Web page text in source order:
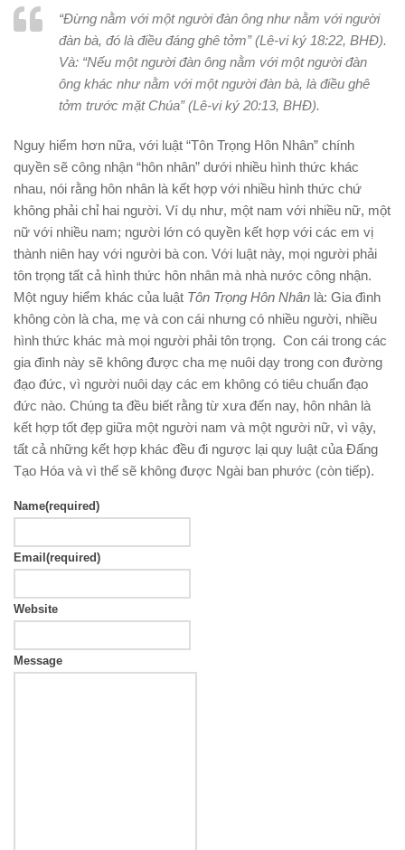
“Đừng nằm với một người đàn ông như nằm với người
đàn bà, đó là điều đáng ghê tởm” (Lê-vi ký 18:22, BHĐ).
Và: “Nếu một người đàn ông nằm với một người đàn
ông khác như nằm với một người đàn bà, là điều ghê
tởm trước mặt Chúa” (Lê-vi ký 20:13, BHĐ).
Nguy hiểm hơn nữa, với luật “Tôn Trọng Hôn Nhân” chính
quyền sẽ công nhận “hôn nhân” dưới nhiều hình thức khác
nhau, nói rằng hôn nhân là kết hợp với nhiều hình thức chứ
không phải chỉ hai người. Ví dụ như, một nam với nhiều nữ, một
nữ với nhiều nam; người lớn có quyền kết hợp với các em vị
thành niên hay với người bà con. Với luật này, mọi người phải
tôn trọng tất cả hình thức hôn nhân mà nhà nước công nhận.
Một nguy hiểm khác của luật Tôn Trọng Hôn Nhân là: Gia đình
không còn là cha, mẹ và con cái nhưng có nhiều người, nhiều
hình thức khác mà mọi người phải tôn trọng. Con cái trong các
gia đình này sẽ không được cha mẹ nuôi dạy trong con đường
đạo đức, vì người nuôi dạy các em không có tiêu chuẩn đạo
đức nào. Chúng ta đều biết rằng từ xưa đến nay, hôn nhân là
kết hợp tốt đẹp giữa một người nam và một người nữ, vì vậy,
tất cả những kết hợp khác đều đi ngược lại quy luật của Đấng
Tạo Hóa và vì thế sẽ không được Ngài ban phước (còn tiếp).
Name(required)
Email (required)
Website
Message